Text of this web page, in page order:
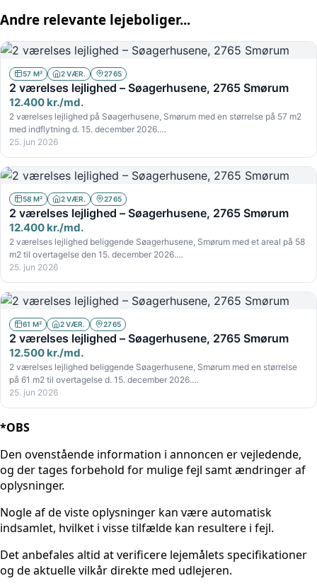
Andre relevante lejeboliger...
57 M² 2 VÆR. 2765
2 værelses lejlighed – Søagerhusene, 2765 Smørum
12.400 kr./md.
2 værelses lejlighed på Søagerhusene, Smørum med en størrelse på 57 m2
med indflytning d. 15. december 2026.…
25. jun 2026
58 M² 2 VÆR. 2765
2 værelses lejlighed – Søagerhusene, 2765 Smørum
12.400 kr./md.
2 værelses lejlighed beliggende Søagerhusene, Smørum med et areal på 58
m2 til overtagelse den 15. december 2026.…
25. jun 2026
61 M² 2 VÆR. 2765
2 værelses lejlighed – Søagerhusene, 2765 Smørum
12.500 kr./md.
2 værelses lejlighed beliggende Søagerhusene, Smørum med en størrelse
på 61 m2 til overtagelse d. 15. december 2026.…
25. jun 2026
*OBS
Den ovenstående information i annoncen er vejledende,
og der tages forbehold for mulige fejl samt ændringer af
oplysninger.
Nogle af de viste oplysninger kan være automatisk
indsamlet, hvilket i visse tilfælde kan resultere i fejl.
Det anbefales altid at verificere lejemålets specifikationer
og de aktuelle vilkår direkte med udlejeren.